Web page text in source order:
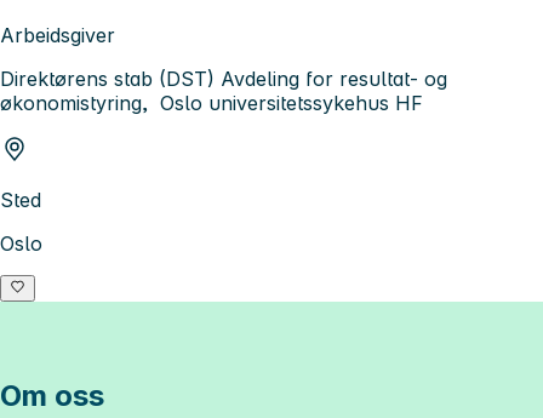
Arbeidsgiver
Direktørens stab (DST) Avdeling for resultat- og
økonomistyring, Oslo universitetssykehus HF
Sted
Oslo
Om oss